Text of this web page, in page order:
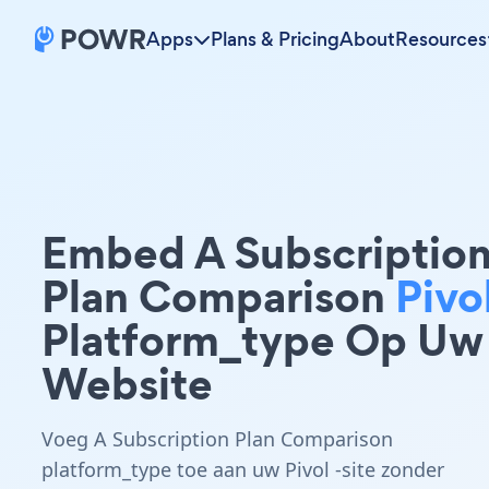
Apps Plans & PricingAboutResources
Embed A
Plan Comparison
Platform_type Op Uw
Website
Voeg A Subscription Plan Comparison
platform_type toe aan uw Pivol -site zonder